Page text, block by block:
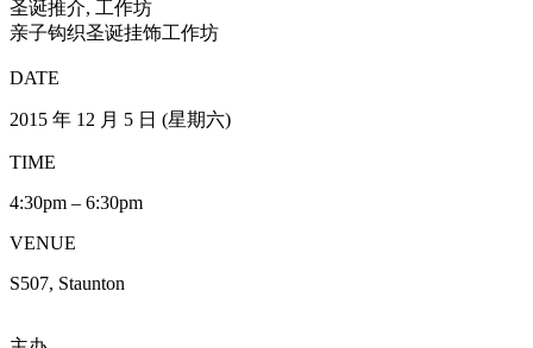
2015 年 11 月 22 日（星期日）
2015 年 12 月 5 日（星期六）
TIME
2:00pm – 5:00pm
VENUE
S513, Staunton
环保油漆－DIY小木椅
圣诞推介, 工作坊